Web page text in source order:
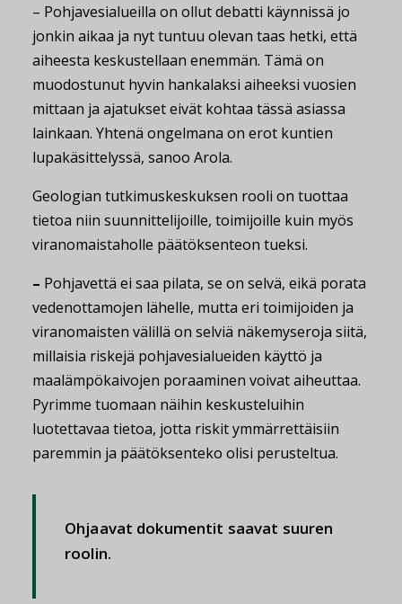
– Pohjavesialueilla on ollut debatti käynnissä jo
jonkin aikaa ja nyt tuntuu olevan taas hetki, että
aiheesta keskustellaan enemmän. Tämä on
muodostunut hyvin hankalaksi aiheeksi vuosien
mittaan ja ajatukset eivät kohtaa tässä asiassa
lainkaan. Yhtenä ongelmana on erot kuntien
lupakäsittelyssä, sanoo Arola.
Geologian tutkimuskeskuksen rooli on tuottaa
tietoa niin suunnittelijoille, toimijoille kuin myös
viranomaistaholle päätöksenteon tueksi.
– Pohjavettä ei saa pilata, se on selvä, eikä porata
vedenottamojen lähelle, mutta eri toimijoiden ja
viranomaisten välillä on selviä näkemyseroja siitä,
millaisia riskejä pohjavesialueiden käyttö ja
maalämpökaivojen poraaminen voivat aiheuttaa.
Pyrimme tuomaan näihin keskusteluihin
luotettavaa tietoa, jotta riskit ymmärrettäisiin
paremmin ja päätöksenteko olisi perusteltua.
Ohjaavat dokumentit saavat suuren
roolin.